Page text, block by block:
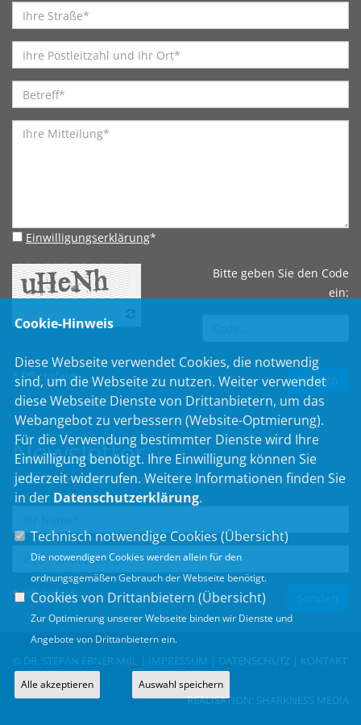
Einwilligungserklärung*
Bitte geben Sie den Code
ein:
* Pflichtfeld
Newsletter
Erhalten Sie Neuigkeiten aus dem Landtag und der Region.
* Pflichtfeld
© DR. STEFAN EBNER MdL | IMPRESSUM DATENSCHUTZ KONTAKT
REALISATION: SHARKNESS MEDIA
Cookie-Hinweis
Diese Webseite verwendet Cookies, die notwendig
sind, um die Webseite zu nutzen. Weiter verwendet
diese Webseite Dienste von Drittanbietern, um das
Webangebot zu verbessern (Website-Optmierung).
Für die Verwendung bestimmter Dienste wird Ihre
Einwilligung benötigt. Ihre Einwilligung können Sie
jederzeit widerrufen. Weitere Informationen finden Sie
in der Datenschutzerklärung.
Technisch notwendige Cookies (Übersicht)
Die notwendigen Cookies werden allein für den
ordnungsgemäßen Gebrauch der Webseite benötigt.
Cookies von Drittanbietern (Übersicht)
Zur Optimierung unserer Webseite binden wir Dienste und
Angebote von Drittanbietern ein.
Alle akzeptieren Auswahl speichern